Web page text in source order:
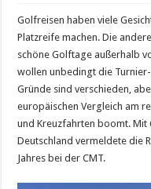
Golfreisen haben viele
Platzreife machen. Die
schöne Golftage außerhalb
wollen unbedingt die
Gründe sind verschieden,
europäischen Vergleich am
und Kreuzfahrten boomt. Mit
Deutschland vermeldete die
Jahres bei der CMT.